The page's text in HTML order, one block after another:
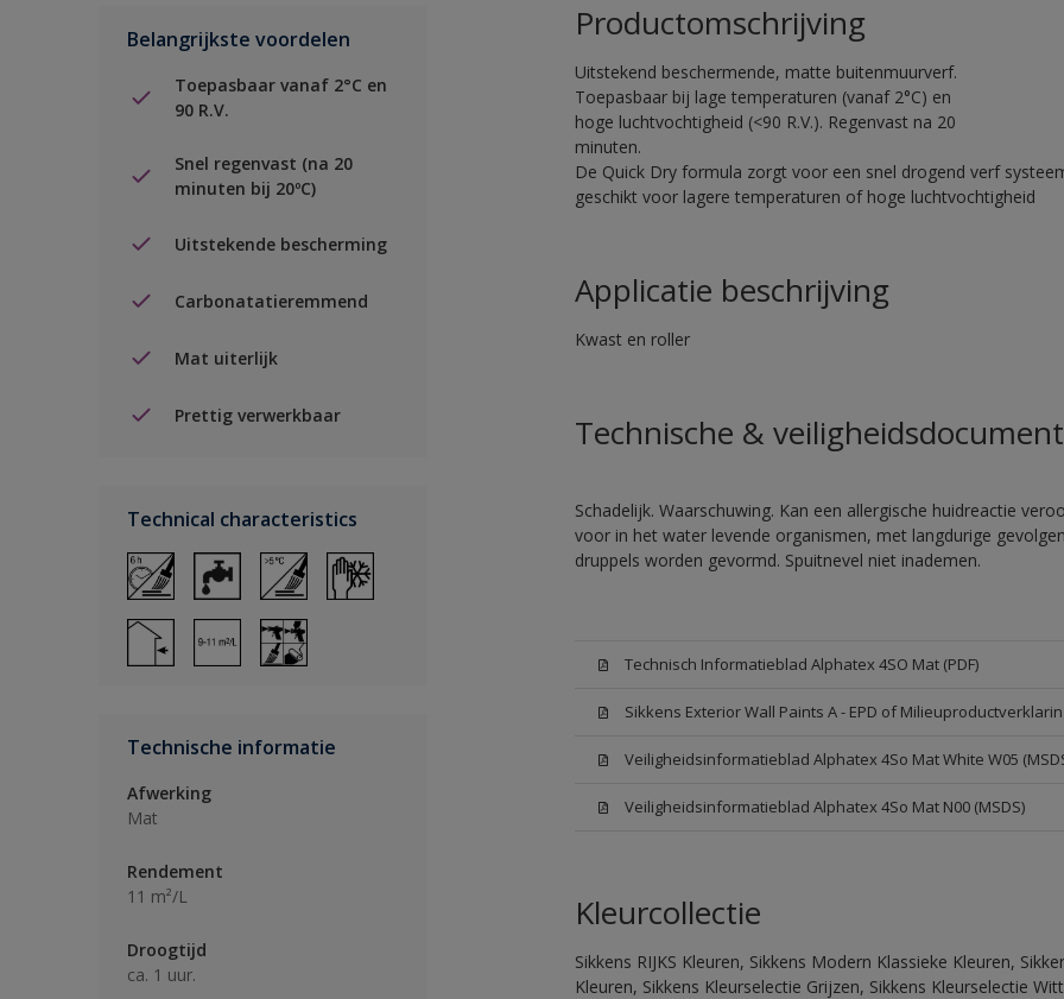
Belangrijkste voordelen
Toepasbaar vanaf 2°C en
90 R.V.
Snel regenvast (na 20
minuten bij 20ºC)
Uitstekende bescherming
Carbonatatieremmend
Mat uiterlijk
Prettig verwerkbaar
Technical characteristics
Technische informatie
Afwerking
Mat
Rendement
11 m²/L
Droogtijd
ca. 1 uur.
Productomschrijving
Uitstekend beschermende, matte buitenmuurverf.
Toepasbaar bij lage temperaturen (vanaf 2°C) en
hoge luchtvochtigheid (<90 R.V.). Regenvast na 20
minuten.
De Quick Dry formula zorgt voor een snel drogend verf
geschikt voor lagere temperaturen of hoge luchtvochtigheid
Applicatie beschrijving
Kwast en roller
Technische &
Schadelijk. Waarschuwing. Kan een allergische huidreactie
voor in het water levende organismen, met langdurige
druppels worden gevormd. Spuitnevel niet inademen.
Technisch Informatieblad Alphatex 4SO Mat (PDF)
Sikkens Exterior Wall Paints A - EPD of
Veiligheidsinformatieblad Alphatex 4So Mat White W05
Veiligheidsinformatieblad Alphatex 4So Mat N00 (MSDS)
Kleurcollectie
Sikkens RIJKS Kleuren, Sikkens Modern Klassieke Kleuren,
Kleuren, Sikkens Kleurselectie Grijzen, Sikkens Kleurselectie